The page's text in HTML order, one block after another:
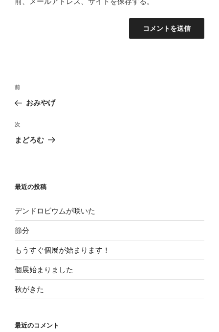
投
ナ
ビ
ゲ
ン
過
去
投
稿
前
おみやげ
次
の
次
まどろむ
最近の投稿
デンドロビウムが咲いた
節分
もうすぐ個展が始まります！
個展始まりました
秋がきた
最近のコメント